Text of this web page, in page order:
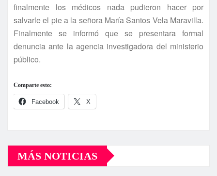
finalmente los médicos nada pudieron hacer por
salvarle el pie a la señora Marí­a Santos Vela Maravilla.
Finalmente se informó que se presentara formal
denuncia ante la agencia investigadora del ministerio
público.
Comparte esto:
Facebook X
MÁS NOTICIAS